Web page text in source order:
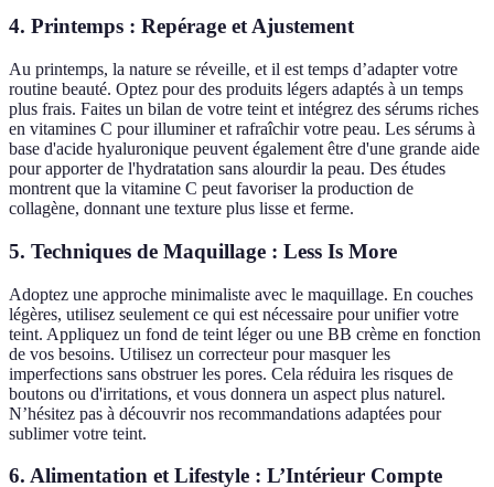
4. Printemps : Repérage et Ajustement
Au printemps, la nature se réveille, et il est temps d’adapter votre
routine beauté. Optez pour des produits légers adaptés à un temps
plus frais. Faites un bilan de votre teint et intégrez des sérums riches
en vitamines C pour illuminer et rafraîchir votre peau. Les sérums à
base d'acide hyaluronique peuvent également être d'une grande aide
pour apporter de l'hydratation sans alourdir la peau. Des études
montrent que la vitamine C peut favoriser la production de
collagène, donnant une texture plus lisse et ferme.
5. Techniques de Maquillage : Less Is More
Adoptez une approche minimaliste avec le maquillage. En couches
légères, utilisez seulement ce qui est nécessaire pour unifier votre
teint. Appliquez un fond de teint léger ou une BB crème en fonction
de vos besoins. Utilisez un correcteur pour masquer les
imperfections sans obstruer les pores. Cela réduira les risques de
boutons ou d'irritations, et vous donnera un aspect plus naturel.
N’hésitez pas à découvrir nos recommandations adaptées pour
sublimer votre teint.
6. Alimentation et Lifestyle : L’Intérieur Compte